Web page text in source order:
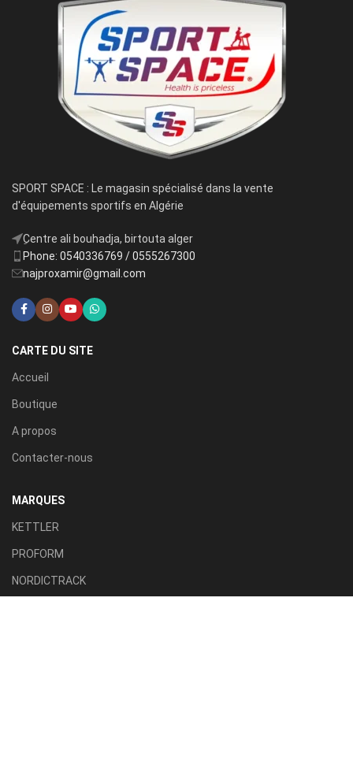
SPORT SPACE : Le magasin spécialisé dans la vente
d'équipements sportifs en Algérie
ِCentre ali bouhadja, birtouta alger
Phone: 0540336769 / 0555267300
najproxamir@gmail.com
CARTE DU SITE
Accueil
Boutique
A propos
Contacter-nous
MARQUES
KETTLER
PROFORM
NORDICTRACK